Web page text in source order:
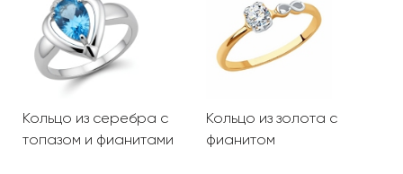
Кольцо из серебра с
топазом и фианитами
Кольцо из золота с
фианитом